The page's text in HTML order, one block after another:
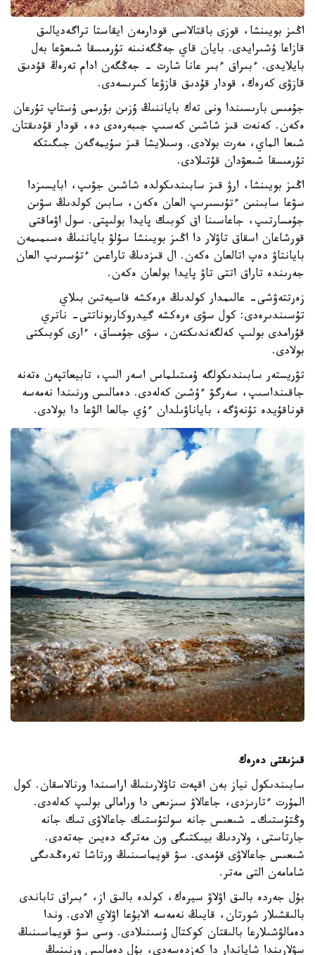
اڭىز بويىنشا، قوزى باقتالاسى قودارمەن ايقاستا تراگەديالىق
قازاعا ۇشىرايدى. بايان قاي جەڭگەنىنە تۇرمىسقا شىعۋعا بەل
بايلايدى. ءبىراق ءبىر عانا شارت - جەڭگەن ادام تەرەڭ قۇدىق
قازۋى كەرەك، قودار قۇدىق قازۋعا كىرىسەدى.
جۇمىس بارىسىندا ونى تەك باياننىڭ ۇزىن بۇرىمى ۇستاپ تۇرعان
ەكەن. كەنەت قىز شاشىن كەسىپ جىبەرەدى دە، قودار قۇدىقتان
شىعا الماي، مەرت بولادى. وسىلايشا قىز سۇيمەگەن جىگىتكە
تۇرمىسقا شىعۋدان قۇتىلادى.
اڭىز بويىنشا، ارۋ قىز سابىندىكولدە شاشىن جۋىپ، ابايسىزدا
سۋعا سابىنىن ءتۇىسىرىپ العان ەكەن، سابىن كولدىڭ سۋىن
جۇمسارتىپ، جاعاسىنا اق كوبىك پايدا بولىپتى. سول اۋماقتى
قورشاعان اسقاق تاۋلار دا اڭىز بويىنشا سۇلۋ باياننىڭ ەسىمىمەن
بايانتاۋ دەپ اتالعان ەكەن. ال قىزدىڭ تاراعىن ءتۇسىرىپ العان
جەرىندە تاراق اتتى تاۋ پايدا بولعان ەكەن.
زەرتتەۋشى- عالىمدار كولدىڭ ەرەكشە قاسيەتىن بىلاي
تۇسىندىرەدى: كول سۋى ەرەكشە گيدروكاربوناتتى- ناتري
قۇرامدى بولىپ كەلگەندىكتەن، سۋى جۇمساق، ءارى كوبىكتى
بولادى.
تۋريستەر سابىندىكولگە ۇمىتىلماس اسەر الىپ، تابيعاتپەن ەتەنە
جاقىنداسىپ، سەرگۋ ءۇشىن كەلەدى. دەمالىس ورنىندا نەمەسە
قوناقۇيدە تۇنەۋگە، باياناۋىلدان ءۇي جالعا الۋعا دا بولادى.
قىزىقتى دەرەك
سابىندىكول نياز بەن اقپەت تاۋلارىنىڭ اراسىندا ورنالاسقان. كول
المۇرت ءتارىزدى، جاعالاۋ سىزىعى دا ورامالى بولىپ كەلەدى.
وڭتۇستىك- شىعىس جانە سولتۇستىك جاعالاۋى تىك جانە
جارتاستى، ولاردىڭ بيىكتىگى ون مەترگە دەيىن جەتەدى.
شىعىس جاعالاۋى قۇمدى. سۋ قويماسىنىڭ ورتاشا تەرەڭدىگى
شامامەن التى مەتر.
بۇل جەردە بالىق اۋلاۋ سيرەك، كولدە بالىق از، ءبىراق تاباندى
بالىقشىلار شورتان، قايىڭ نەمەسە الابۇعا اۋلاي الادى. وندا
دەمالۋشىلارعا بالىقتان كوكتال ۇسىنىلادى. وسى سۋ قويماسىنىڭ
سۋلارىندا شاياندار دا كەزدەسەدى، بۇل دەمالىس ورنىنىڭ